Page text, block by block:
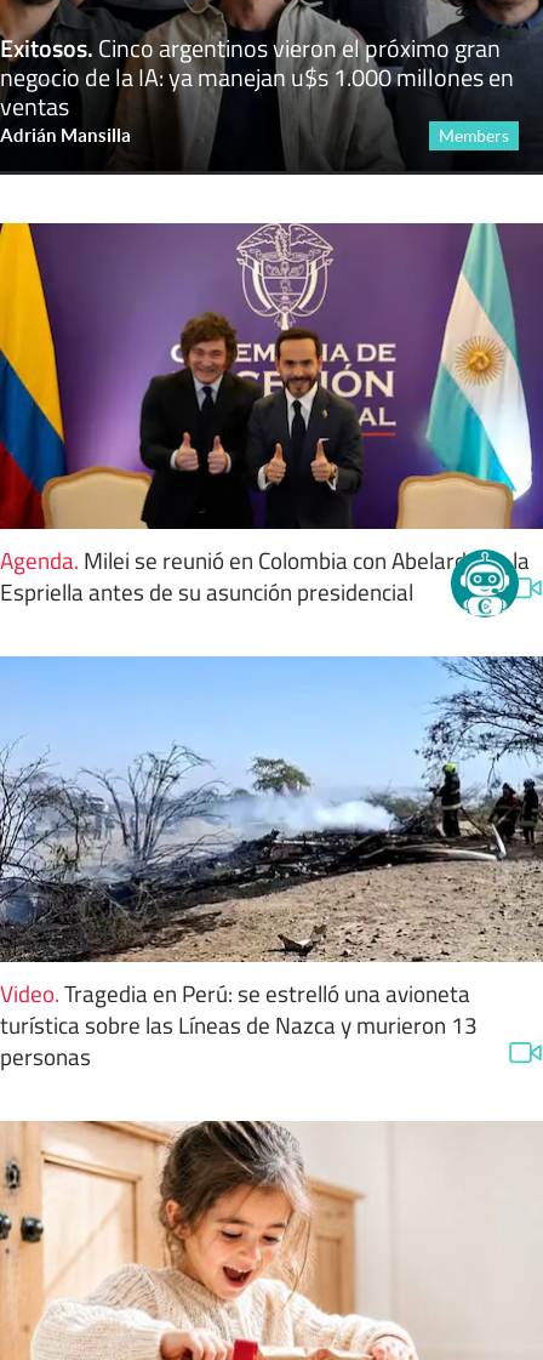
Exitosos.Cinco argentinos vieron el próximo gran
negocio de la IA: ya manejan u$s 1.000 millones en
ventas
Adrián Mansilla Members
Agenda. Milei se reunió en Colombia con Abelardo de la
Espriella antes de su asunción presidencial
Video.Tragedia en Perú: se estrelló una avioneta
turística sobre las Líneas de Nazca y murieron 13
personas